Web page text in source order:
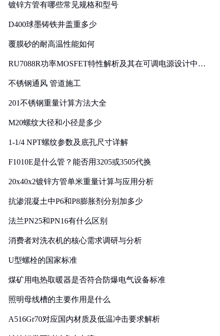
镀锌方管有哪些常见规格和型号
D400球墨铸铁井盖重多少
覆膜砂的耐高温性能如何
RU7088R功率MOSFET特性解析及其在可调电源设计中的
不锈钢通风 管道施工
201不锈钢重量计算方法大全
M20螺纹大径和小径是多少
1-1/4 NPT螺纹参数及底孔尺寸详解
F1010E是什么管？能否用3205或3505代换
20x40x2镀锌方管单米重量计算与应用分析
抗渗混凝土中P6和P8膨胀剂分别加多少
法兰PN25和PN16有什么区别
消费者对洗衣机的核心需求调研与分析
U型螺栓的国家标准
煤矿用电热取暖器是否符合防爆电气设备标准
照明母线槽的主要作用是什么
A516Gr70对应国内材质及低温冲击要求解析